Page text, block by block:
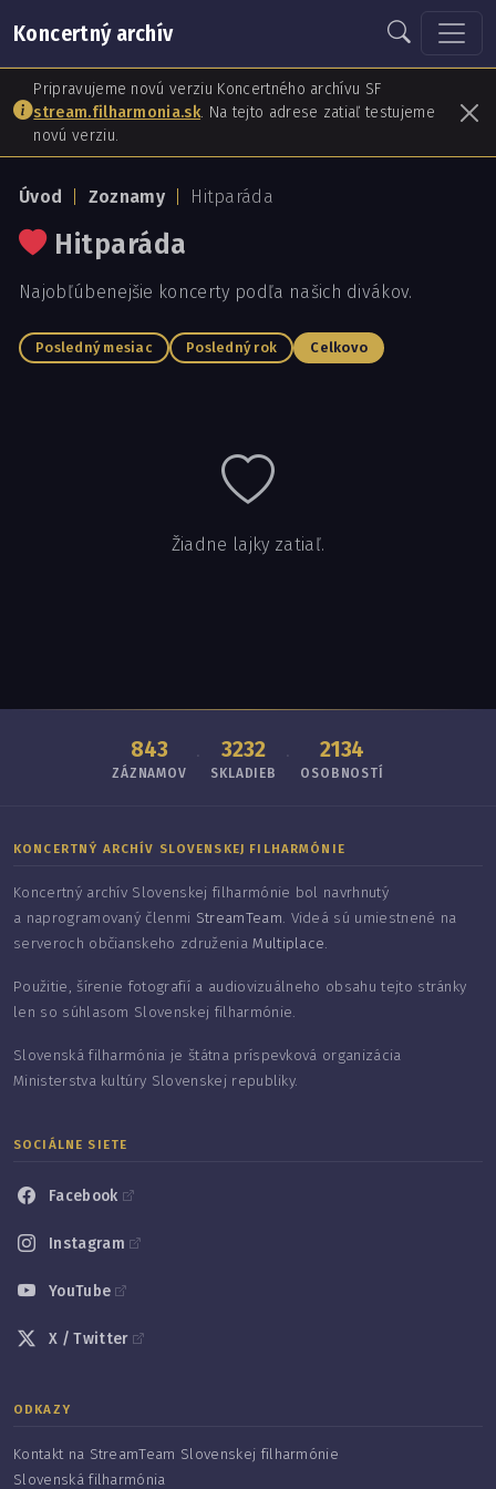
Koncertný archív
Pripravujeme novú verziu Koncertného archívu SF
stream.filharmonia.sk. Na tejto adrese zatiaľ testujeme
novú verziu.
Úvod Zoznamy Hitparáda
Hitparáda
Najobľúbenejšie koncerty podľa našich divákov.
Posledný mesiac Posledný rok Celkovo
Žiadne lajky zatiaľ.
843
ZÁZNAMOV
· 3232
SKLADIEB
· 2134
OSOBNOSTÍ
KONCERTNÝ ARCHÍV SLOVENSKEJ FILHARMÓNIE
Koncertný archív Slovenskej filharmónie bol navrhnutý
a naprogramovaný členmi StreamTeam. Videá sú umiestnené na
serveroch občianskeho združeniaMultiplace.
Použitie, šírenie fotografií a audiovizuálneho obsahu tejto stránky
len so súhlasom Slovenskej filharmónie.
Slovenská filharmónia je štátna príspevková organizácia
Ministerstva kultúry Slovenskej republiky.
SOCIÁLNE SIETE
Facebook
Instagram
YouTube
X / Twitter
ODKAZY
Kontakt na StreamTeam Slovenskej filharmónie
Slovenská filharmónia